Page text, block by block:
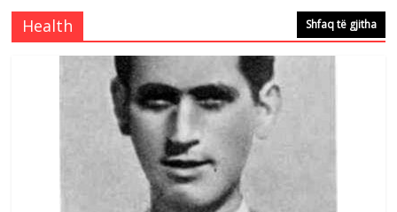
e invalidëve në Fushë Kosovë
Comments Off
Çlirimtari Agron Gërvalla me takime pune
në atdhe të shoqerisë Levizja
August 3, 2026 Comments Off
Postim me vlera nga artistja e mirëfilltë
Mimoza Gjoni
Health Shfaq të gjitha